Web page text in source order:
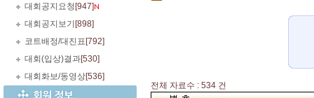
대회공지요청 [947]
대회공지보기 [898]
코트배정/대진표 [792]
대회(입상)결과[530]
대회화보/동영상[536]
전체 자료수 : 534 건